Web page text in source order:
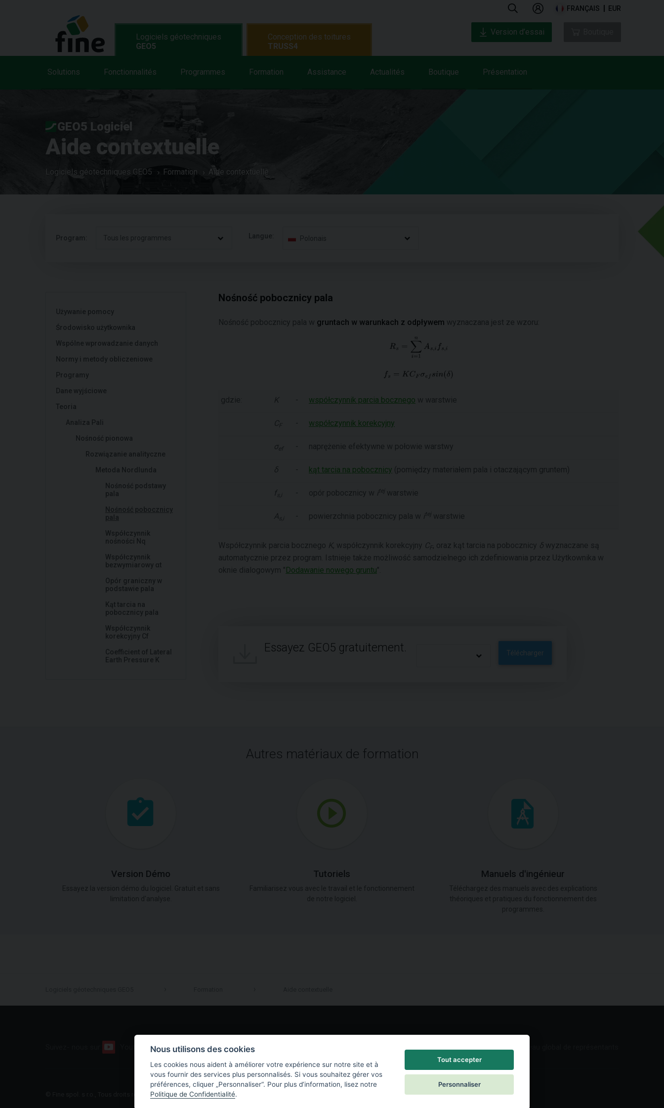
FRANÇAIS EUR
Logiciels géotechniques
GEO5
Solutions Fonctionnalités Programmes Formation Assistance Actualités Boutique Présentation
Conception des toitures
TRUSS4
Version d’essai
GEO5 Logiciel
Aide contextuelle
Logiciels géotechniques GEO5 Formation Aide contextuelle
Program: Tous les programmes Langue: Polonais
Używanie pomocy
Środowisko użytkownika
Wspólne wprowadzanie danych
Normy i metody obliczeniowe
Programy
Dane wyjściowe
Teoria
Analiza Pali
Nośność pionowa
Rozwiązanie analityczne
Metoda Nordlunda
Nośność podstawy
pala
Nośność pobocznicy
pala
Współczynnik
nośności Nq
Współczynnik
bezwymiarowy αt
Opór graniczny w
podstawie pala
Kąt tarcia na
pobocznicy pala
Współczynnik
korekcyjny Cf
Coefficient of Lateral
Earth Pressure K
Nośność pobocznicy pala
Nośność pobocznicy pala w gruntach w warunkach z odpływem wyznaczana jest ze wzoru:
gdzie: K - współczynnik parcia bocznego w warstwie
C F - współczynnik korekcyjny
σef - naprężenie efektywne w połowie warstwy
δ - kąt tarcia na pobocznicy (pomiędzy materiałem pala i otaczającym gruntem)
fs,i - opór pobocznicy w itej warstwie
As,i - powierzchnia pobocznicy pala w itej warstwie
Współczynnik parcia bocznego K, współczynnik korekcyjny CF , oraz kąt tarcia na pobocznicy δ wyznaczane są
automatycznie przez program. Istnieje także możliwość samodzielnego ich zdefiniowania przez Użytkownika w
oknie dialogowym " Dodawanie nowego gruntu".
Essayez GEO5 gratuitement. Télécharger
Autres matériaux de formation
Version Démo Tutoriels Manuels d'ingénieur
Facebook LinkedIn
© Fine spol. s r.o., Tous droits réservés |Plan du site|Politique de confidentialité End User License Agreement|Contact
Nous utilisons des cookies
Les cookies nous aident à améliorer votre expérience sur notre site et à
vous fournir des services plus personnalisés. Si vous souhaitez gérer vos
préférences, cliquer „Personnaliser“. Pour plus d’information, lisez notre
Politique de Confidentialité.
Tout accepter
Personnaliser